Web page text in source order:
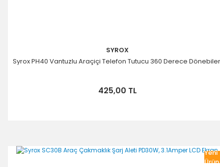
SYROX
Syrox PH40 Vantuzlu Araçiçi Telefon Tutucu 360 Derece
425,00 TL
Yeni
Ürün